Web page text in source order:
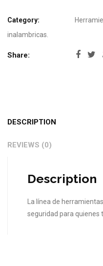
Category:
inalambricas
Share:
DESCRIPTION
REVIEWS (0)
Description
La línea de
seguridad para quienes